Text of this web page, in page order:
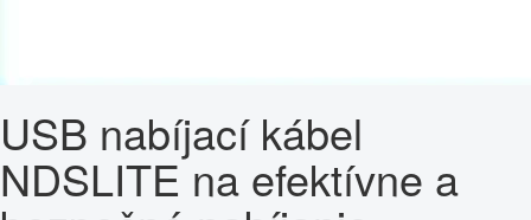
USB nabíjací kábel
NDSLITE na efektívne a